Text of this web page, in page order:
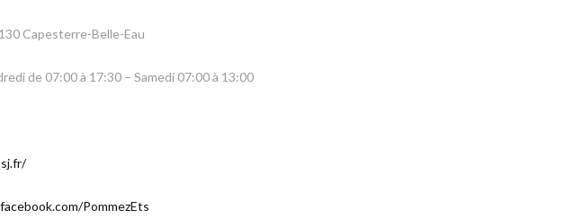
Capesterre-Belle-Eau
de 07:00 à 17:30 – Samedi 07:00 à 13:00
PommezEts